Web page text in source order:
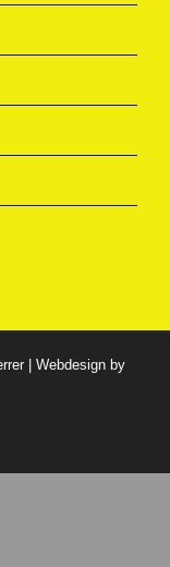
| Webdesign by